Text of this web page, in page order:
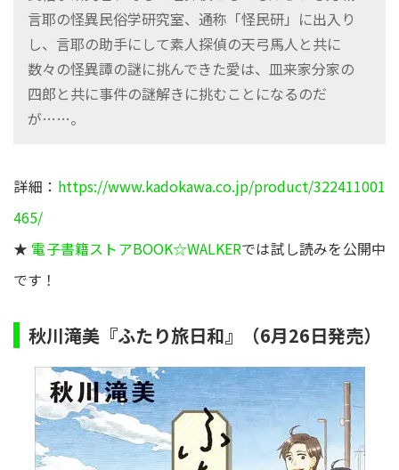
言耶の怪異民俗学研究室、通称「怪民研」に出入り
し、言耶の助手にして素人探偵の天弓馬人と共に
数々の怪異譚の謎に挑んできた愛は、皿来家分家の
四郎と共に事件の謎解きに挑むことになるのだ
が……。
詳細： https://www.kadokawa.co.jp/product/322411001
465/
★ 電子書籍ストアBOOK☆WALKERでは試し読みを公開中
です！
秋川滝美『ふたり旅日和』（6月26日発売）